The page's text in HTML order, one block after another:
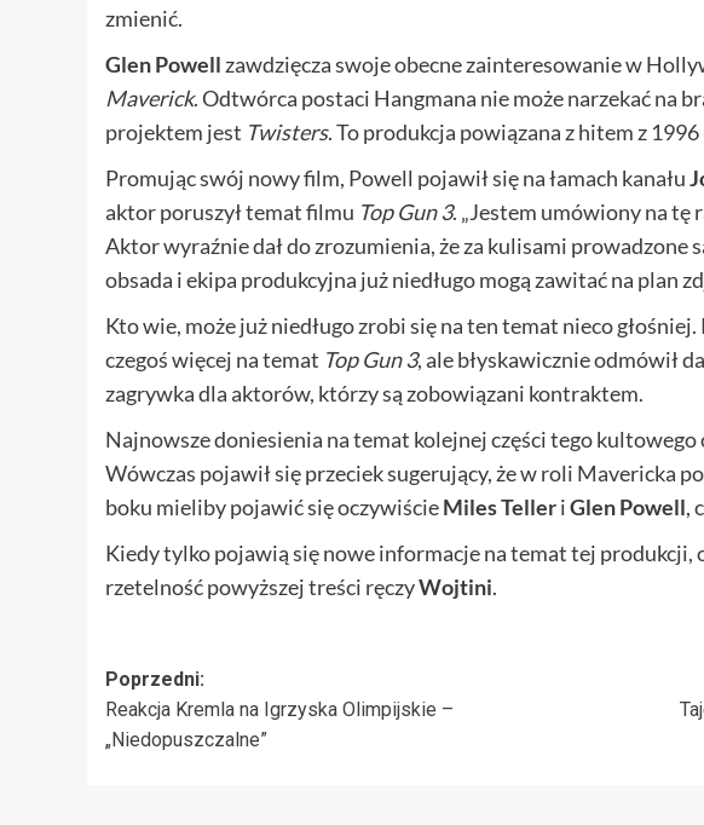
zmienić.
Glen Powell zawdzięcza swoje obecne zainteresowanie w
Maverick. Odtwórca postaci Hangmana nie może narzekać na
projektem jest Twisters. To produkcja powiązana z hitem z
Promując swój nowy film, Powell pojawił się na łamach kanału
aktor poruszył temat filmu Top Gun 3. „Jestem umówiony na tę
Aktor wyraźnie dał do zrozumienia, że za kulisami prowadzone
obsada i ekipa produkcyjna już niedługo mogą zawitać na plan
Kto wie, może już niedługo zrobi się na ten temat nieco
czegoś więcej na temat Top Gun 3, ale błyskawicznie odmówił
zagrywka dla aktorów, którzy są zobowiązani kontraktem.
Najnowsze doniesienia na temat kolejnej części tego
Wówczas pojawił się przeciek sugerujący, że w roli Mavericka
boku mieliby pojawić się oczywiścieMiles TelleriGlen Powell,
Kiedy tylko pojawią się nowe informacje na temat tej produkcji,
rzetelność powyższej treści ręczyWojtini.
Zobacz
wpisy
Poprzedni:
Reakcja Kremla na Igrzyska Olimpijskie –
„Niedopuszczalne”